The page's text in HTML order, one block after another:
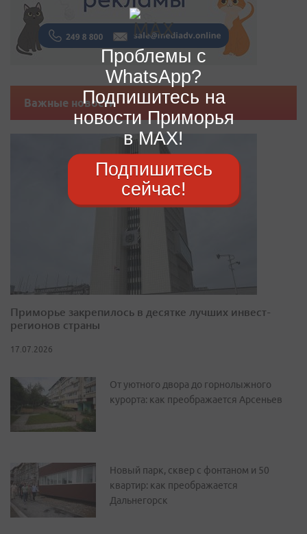
Важные новости
Приморье закрепилось в десятке лучших инвест-
регионов страны
17.07.2026
От уютного двора до горнолыжного
курорта: как преображается Арсеньев
Новый парк, сквер с фонтаном и 50
квартир: как преображается
Дальнегорск
Проблемы с
WhatsApp?
Подпишитесь на
новости Приморья
в MAX!
Подпишитесь
сейчас!